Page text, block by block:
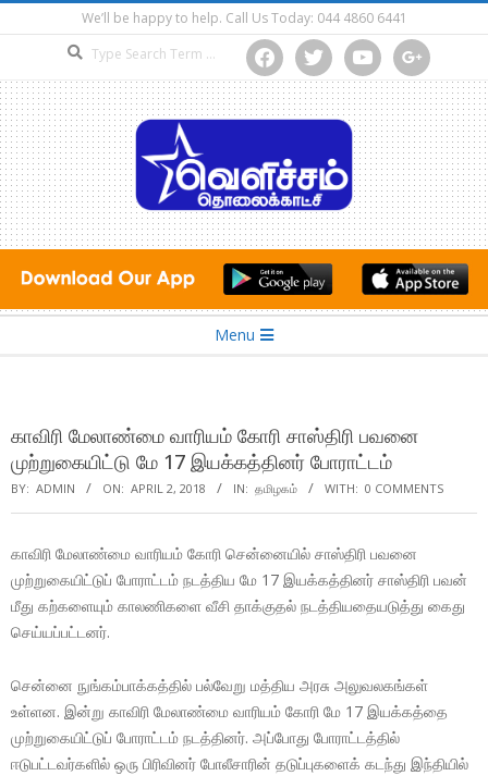
to
We’ll be happy to help. Call Us Today: 044 4860 6441
facebooktwitter youtube google
Menu
காவிரி மேலாண்மை வாரியம் கோரி சாஸ்திரி பவனை
முற்றுகையிட்டு மே 17 இயக்கத்தினர் போராட்டம்
BY: ADMIN ON: APRIL 2, 2018 IN: தமிழகம் WITH: 0 COMMENTS
காவிரி மேலாண்மை வாரியம் கோரி சென்னையில் சாஸ்திரி பவனை
முற்றுகையிட்டுப் போராட்டம் நடத்திய மே 17 இயக்கத்தினர் சாஸ்திரி பவன்
மீது கற்களையும் காலணிகளை வீசி தாக்குதல் நடத்தியதையடுத்து கைது
செய்யப்பட்டனர்.
சென்னை நுங்கம்பாக்கத்தில் பல்வேறு மத்திய அரசு அலுவலகங்கள்
உள்ளன. இன்று காவிரி மேலாண்மை வாரியம் கோரி மே 17 இயக்கத்தை
முற்றுகையிட்டுப் போராட்டம் நடத்தினர். அப்போது போராட்டத்தில்
ஈடுபட்டவர்களில் ஒரு பிரிவினர் போலீசாரின் தடுப்புகளைக் கடந்து இந்தியில்